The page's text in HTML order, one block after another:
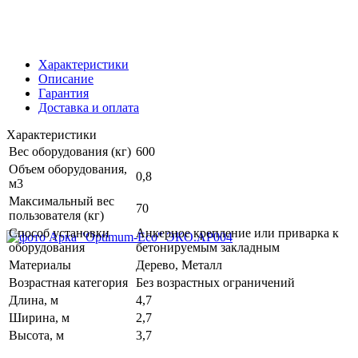
Характеристики
Описание
Гарантия
Доставка и оплата
Характеристики
Вес оборудования (кг) 600
Объем оборудования,
м3
0,8
Максимальный вес
пользователя (кг)
70
Способ установки
оборудования
Анкерное крепление или приварка к
бетонируемым закладным
Материалы
Дерево, Металл
Возрастная категория Без возрастных ограничений
Длина, м
4,7
Ширина, м
2,7
Высота, м
3,7